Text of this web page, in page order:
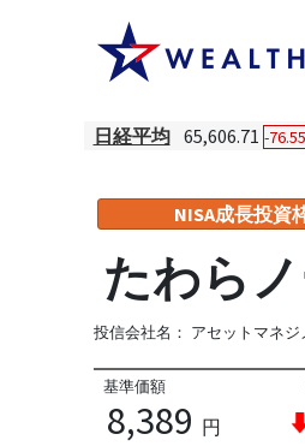
日経平均 65,606.71 -76.55
NISA成長投資
たわら
投信会社名： アセットマネジ
基準価額
8,389 円